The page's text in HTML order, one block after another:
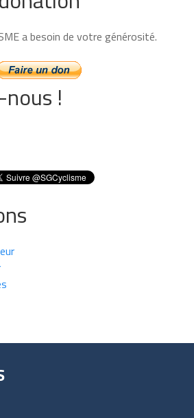
a besoin de votre générosité.
!